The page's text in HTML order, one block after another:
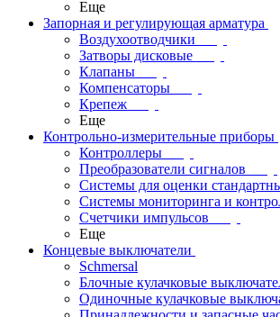
Еще
Запорная и регулирующая арматура
Воздухоотводчики
Затворы дисковые
Клапаны
Компенсаторы
Крепеж
Еще
Контрольно-измерительные приборы
Контроллеры
Преобразователи сигналов
Системы для оценки
Системы мониторинга и
Счетчики импульсов
Еще
Концевые выключатели
Schmersal
Блочные кулачковые
Одиночные кулачковые